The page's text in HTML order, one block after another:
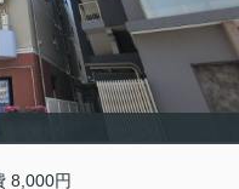
8,000円